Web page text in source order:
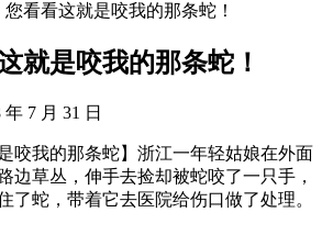
您看看这就是咬我的那条蛇！
就是咬我的那条蛇！
7 月 31 日
咬我的那条蛇】浙江一年轻姑娘在外面
边草丛，伸手去捡却被蛇咬了一只手，
了蛇，带着它去医院给伤口做了处理。